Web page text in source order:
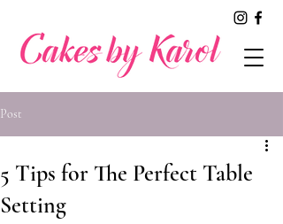
Post
5 Tips for The Perfect Table
Setting